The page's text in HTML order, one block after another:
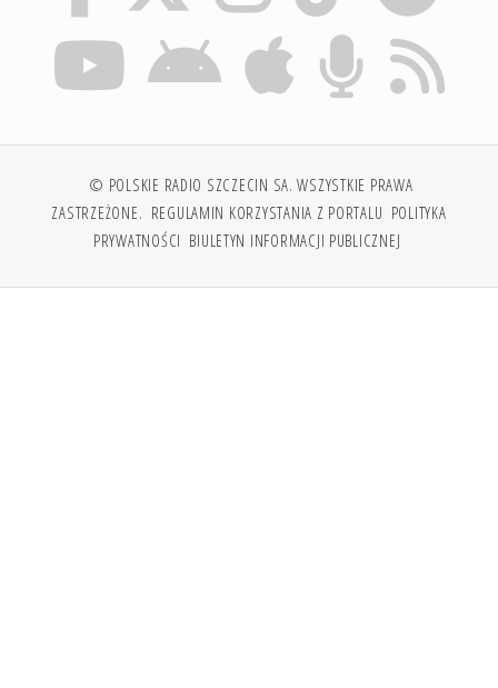
© POLSKIE RADIO SZCZECIN SA. WSZYSTKIE PRAWA
ZASTRZEŻONE. REGULAMIN KORZYSTANIA Z PORTALU POLITYKA
PRYWATNOŚCI BIULETYN INFORMACJI PUBLICZNEJ